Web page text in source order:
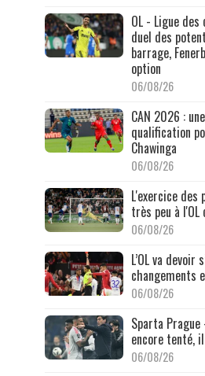
OL - Ligue
duel des
barrage,
option
06/08/26
CAN 2026 :
qualification
Chawinga
06/08/26
L'exercice
très peu à
06/08/26
L’OL va devoir
changements
06/08/26
Sparta Prague
encore tenté,
06/08/26